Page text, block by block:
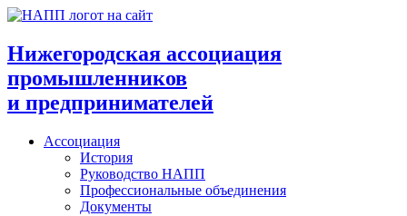
Перейти
содержимому
Нижегородская ассоциация
промышленников
и предпринимателей
Ассоциация
История
Руководство НАПП
Профессиональные объединения
Документы